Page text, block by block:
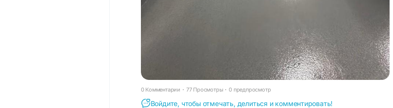
0 Комментарии · 77 Просмотры · 0 предпросмотр
Войдите, чтобы отмечать, делиться и комментировать!